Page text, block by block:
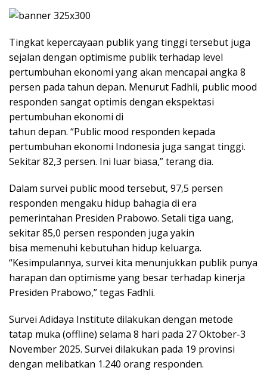
Tingkat kepercayaan publik yang tinggi tersebut juga
sejalan dengan optimisme publik terhadap level
pertumbuhan ekonomi yang akan mencapai angka 8
persen pada tahun depan. Menurut Fadhli, public mood
responden sangat optimis dengan ekspektasi
pertumbuhan ekonomi di
tahun depan. “Public mood responden kepada
pertumbuhan ekonomi Indonesia juga sangat tinggi.
Sekitar 82,3 persen. Ini luar biasa,” terang dia.
Dalam survei public mood tersebut, 97,5 persen
responden mengaku hidup bahagia di era
pemerintahan Presiden Prabowo. Setali tiga uang,
sekitar 85,0 persen responden juga yakin
bisa memenuhi kebutuhan hidup keluarga.
“Kesimpulannya, survei kita menunjukkan publik punya
harapan dan optimisme yang besar terhadap kinerja
Presiden Prabowo,” tegas Fadhli.
Survei Adidaya Institute dilakukan dengan metode
tatap muka (offline) selama 8 hari pada 27 Oktober-3
November 2025. Survei dilakukan pada 19 provinsi
dengan melibatkan 1.240 orang responden.